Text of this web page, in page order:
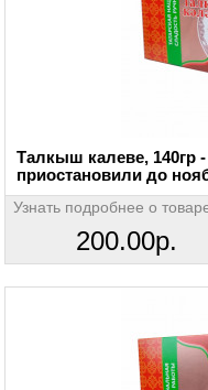
Талкыш калеве, 140гр
приостановили до
Узнать подробнее о
200.00р.